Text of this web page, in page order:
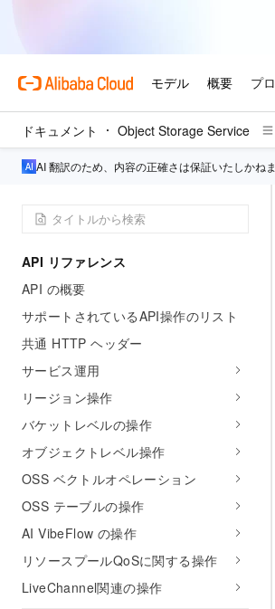
ドキュメント Object Storage Service
AI 翻訳のため、内容の正確さは保証いたしかね
API リファレンス
API の概要
サポートされているAPI操作のリスト
共通 HTTP ヘッダー
サービス運用
リージョン操作
バケットレベルの操作
オブジェクトレベル操作
OSS ベクトルオペレーション
OSS テーブルの操作
AI VibeFlow の操作
リソースプールQoSに関する操作
LiveChannel関連の操作